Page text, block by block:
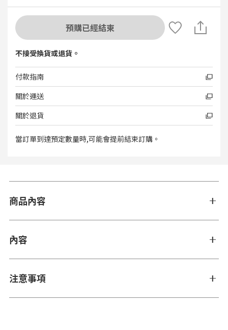
預購已經結束
不接受換貨或退貨。
付款指南
關於運送
關於退貨
當訂單到達預定數量時,可能會提前結束訂購。
商品內容
內容
注意事項